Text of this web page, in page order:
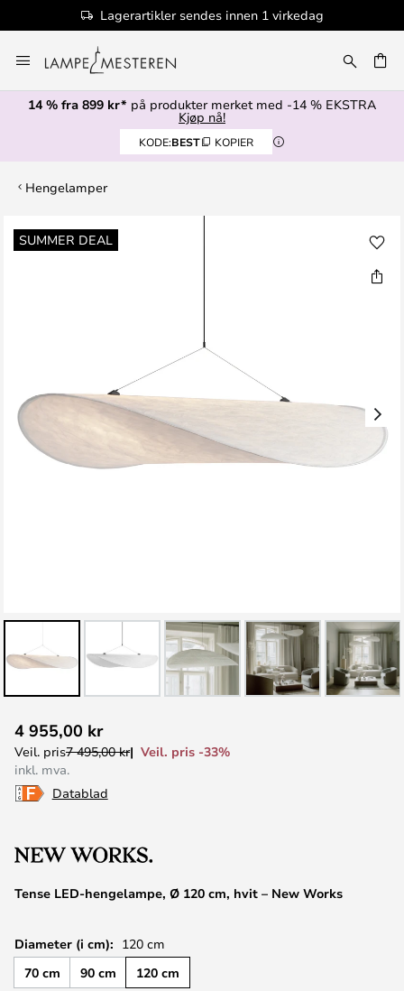
Lagerartikler sendes innen 1 virkedag
til
innhold
14 % fra 899 kr* på produkter merket med -14 % EKSTRA
Kjøp nå!
KODE:BEST KOPIER
Hengelamper
SUMMER DEAL
Gå
til
til
begynnelsen
av
bildegalleri
Tense LED-hengelampe, Ø 120 cm, hvit – New Works
4 955,00 kr
Veil. pris7 495,00 kr
Veil. pris -33%
inkl. mva.
Datablad
Diameter (i cm): 120 cm
70 cm
90 cm 120 cm